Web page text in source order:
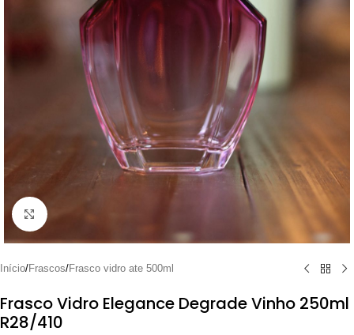
Clique para ampliar
Início/Frascos/Frasco vidro ate 500ml
Frasco Vidro Elegance Degrade Vinho 250ml
R28/410